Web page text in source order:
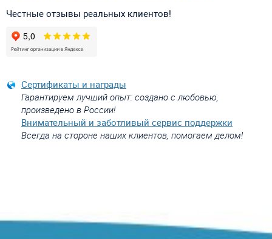
Честные отзывы реальных клиентов!
Сертификаты и награды
Гарантируем лучший опыт: создано с любовью,
произведено в России!
Внимательный и заботливый сервис поддержки
Всегда на стороне наших клиентов, помогаем делом!